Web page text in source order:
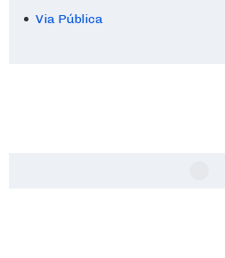
Via Pública